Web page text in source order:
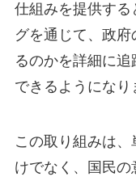
仕組みを提供す
グを通じて、政
るのかを詳細に
できるようになり
この取り組みは
けでなく、国民の